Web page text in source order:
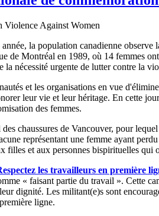
la population canadienne
de Montréal en 1989, où 14 femmes
nécessité urgente de lutter contre la
et les organisations en vue
leur vie et leur héritage. En cette
des femmes.
chaussures de Vancouver, pour
représentant une femme ayant
filles et aux personnes bispirituelles qui
les travailleurs en première
« faisant partie du travail ». Cette
dignité. Les militant(e)s sont
ligne.